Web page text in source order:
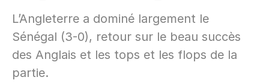
L’Angleterre a dominé largement le
Sénégal (3-0), retour sur le beau succès
des Anglais et les tops et les flops de la
partie.